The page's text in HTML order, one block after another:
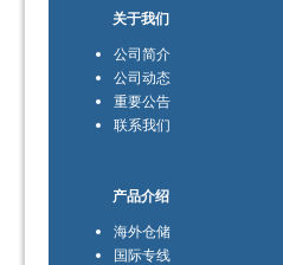
关于我们
公司简介
公司动态
重要公告
联系我们
产品介绍
海外仓储
国际专线